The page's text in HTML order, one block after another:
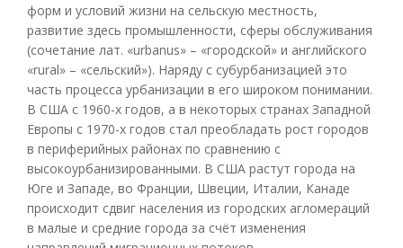
форм и условий жизни на сельскую местность,
развитие здесь промышленности, сферы обслуживания
(сочетание лат. «urbanus» – «городской» и английского
«rural» – «сельский»). Наряду с субурбанизацией это
часть процесса урбанизации в его широком понимании.
В США с 1960-х годов, а в некоторых странах Западной
Европы с 1970-х годов стал преобладать рост городов
в периферийных районах по сравнению с
высокоурбанизированными. В США растут города на
Юге и Западе, во Франции, Швеции, Италии, Канаде
происходит сдвиг населения из городских агломераций
в малые и средние города за счёт изменения